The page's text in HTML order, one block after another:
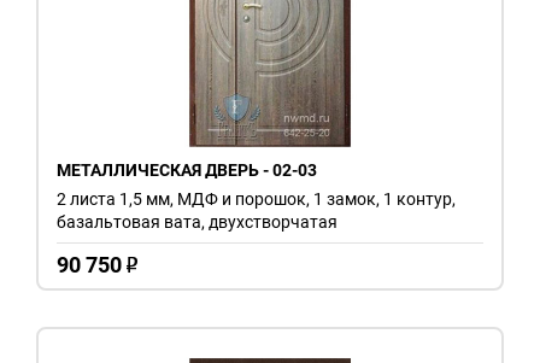
МЕТАЛЛИЧЕСКАЯ ДВЕРЬ - 02-03
90 750 o
2 листа 1,5 мм, МДФ и порошок, 1 замок, 1 контур,
базальтовая вата, двухстворчатая